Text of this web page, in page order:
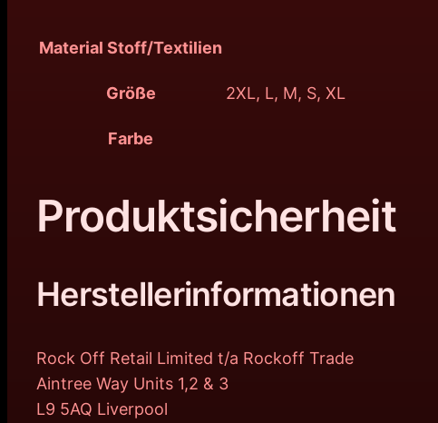
Material Stoff/Textilien
Größe 2XL, L, M, S, XL
Farbe
Produktsicherheit
Herstellerinformationen
Rock Off Retail Limited t/a Rockoff Trade
Aintree Way Units 1,2 & 3
L9 5AQ Liverpool